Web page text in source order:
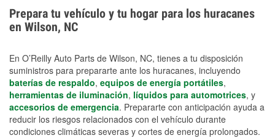
los daños por inundación. Evitar el agua estancada y
preparar opciones de carga de respaldo son
medidas de protección más efectivas.
Prepara tu vehículo y tu hogar para los huracanes
en Wilson, NC
En O’Reilly Auto Parts de Wilson, NC, tienes a tu disposición
suministros para prepararte ante los huracanes, incluyendo
baterías de respaldo, equipos de energía portátiles,
herramientas de iluminación, líquidos para automotrices, y
accesorios de emergencia. Prepararte con anticipación ayuda a
reducir los riesgos relacionados con el vehículo durante
condiciones climáticas severas y cortes de energía prolongados.